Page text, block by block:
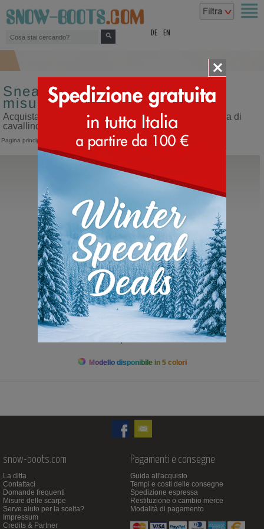
DE EN
Sneakers polacco da donna
misura 44 tomaia di cavallino
Acquista sneakers polacco da donna misura 44 tomaia di
cavallino sul nostro sito dedicato ai doposci
Pagina principale >Sneakers>Polacco
BnG Real Shoes
La Yeti
Modello disponibile in 5 colori
snow-boots.com
La ditta
Contattaci
Domande frequenti
Misure delle scarpe
Serve aiuto per la scelta?
Impressum
Credits & Partner
Pagamenti e consegne
Guida all'acquisto
Tempi e costi delle consegne
Spedizione espressa
Restituzione o cambio merce
Modalità di pagamento